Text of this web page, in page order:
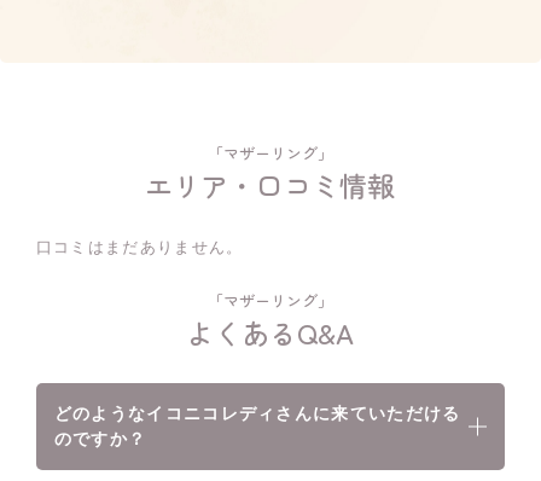
「マザーリング」
エリア・口コミ情報
口コミはまだありません。
「マザーリング」
よくあるQ&A
どのようなイコニコレディさんに来ていただける
のですか？